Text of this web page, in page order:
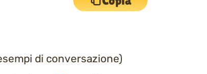
di conversazione)